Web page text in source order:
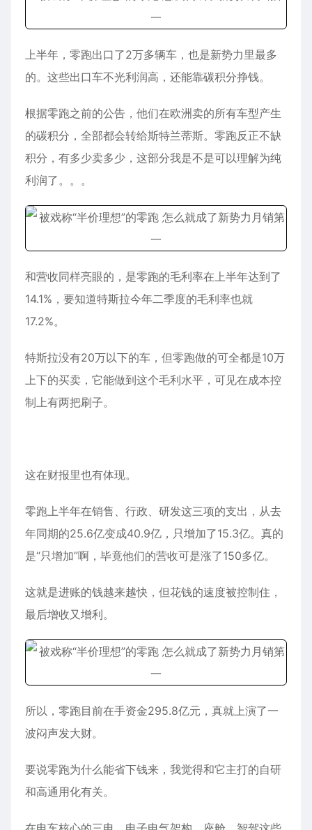
上半年，零跑出口了2万多辆车，也是新势力里最多
的。这些出口车不光利润高，还能靠碳积分挣钱。
根据零跑之前的公告，他们在欧洲卖的所有车型产生
的碳积分，全部都会转给斯特兰蒂斯。零跑反正不缺
积分，有多少卖多少，这部分我是不是可以理解为纯
利润了。。。
和营收同样亮眼的，是零跑的毛利率在上半年达到了
14.1%，要知道特斯拉今年二季度的毛利率也就
17.2%。
特斯拉没有20万以下的车，但零跑做的可全都是10万
上下的买卖，它能做到这个毛利水平，可见在成本控
制上有两把刷子。
这在财报里也有体现。
零跑上半年在销售、行政、研发这三项的支出，从去
年同期的25.6亿变成40.9亿，只增加了15.3亿。真的
是“只增加”啊，毕竟他们的营收可是涨了150多亿。
这就是进账的钱越来越快，但花钱的速度被控制住，
最后增收又增利。
所以，零跑目前在手资金295.8亿元，真就上演了一
波闷声发大财。
要说零跑为什么能省下钱来，我觉得和它主打的自研
和高通用化有关。